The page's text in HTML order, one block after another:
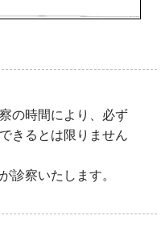
の時間により、必ず
きるとは限りません
診察いたします。